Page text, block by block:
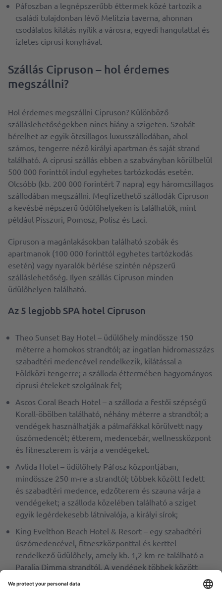
Páfoszban a legnépszerűbb éttermek közé tartozik a
családi tulajdonban lévő Melitzia taverna, ahonnan
csodálatos kilátás nyílik a városra, egyedi hangulattal és
ízletes ciprusi konyhával.
Szállás Cipruson – hol érdemes
megszállni?
Hol érdemes megszállni Cipruson? Különböző
szálláslehetőségekben nincs hiány a szigeten. Szobát
bérelhet az egyik ötcsillagos luxusszállodában, ahol
számos, tengerre néző királyi apartman és saját strand
található. A ciprusi szállás ebben a szabványban körülbelül
500 000 forinttól indul egyhetes tartózkodás esetén.
Olcsóbb (kb. 200 000 forintért 7 napra) egy háromcsillagos
szállodában megszállni. Megfizethető szállodák Cipruson
a kevésbé népszerű üdülőhelyeken is találhatók, mint
például Pisszuri, Pomosz, Polisz és Laci.
Cipruson a magánlakásokban található szobák és
apartmanok (100 000 forinttól egyhetes tartózkodás
esetén) vagy nyaralók bérlése szintén népszerű
szálláslehetőség. Ilyen szállás Cipruson minden
üdülőhelyen található.
Az 5 legjobb SPA hotel Cipruson
Theo Sunset Bay Hotel – üdülőhely mindössze 150
méterre a homokos strandtól; az ingatlan hidromasszázs
szabadtéri medencével rendelkezik, kilátással a
Földközi-tengerre; a szálloda éttermében hagyományos
ciprusi ételeket szolgálnak fel;
Ascos Coral Beach Hotel – a szálloda a festői szépségű
Korall-öbölben található, néhány méterre a strandtól; a
vendégek használhatják a pálmafákkal körülvett nagy
úszómedencét; étterem, medencebár, wellnessközpont
és fitneszterem is várja a vendégeket.
Avlida Hotel – üdülőhely Páfosz központjában,
mindössze 250 m-re a strandtól; többek között fedett
és szabadtéri medence, edzőterem és szauna várja a
vendégeket; a szálloda közelében található a sziget
egyik legérdekesebb látnivalója, a királyi sírok;
King Evelthon Beach Hotel & Resort – egy szabadtéri
úszómedencével, fitneszközponttal és kerttel
rendelkező üdülőhely, amely kb. 1,2 km-re található a
Paralia Dimma strandtól. A vendégek többek között